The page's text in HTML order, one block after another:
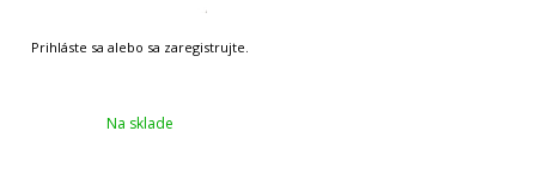
Na sklade